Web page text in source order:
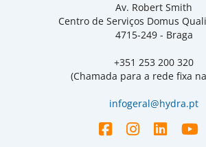
Av. Robert Smith
Centro de Serviços Domus
4715-249 - Braga
+351 253 200 320
(Chamada para a rede fixa
infogeral@hydra.pt